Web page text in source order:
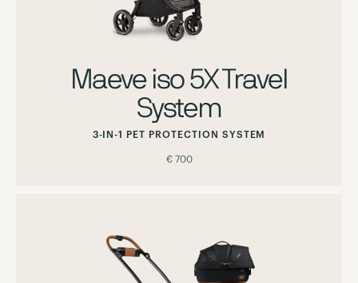
Maeve iso 5X Travel
System
3-IN-1 PET PROTECTION SYSTEM
€ 700